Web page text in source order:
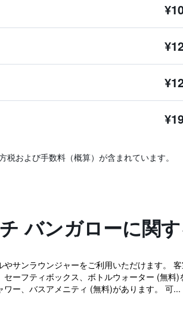
および手数料（概算）が含まれています。
バンガローに関
サンラウンジャーをご利用いただけます。
ーフティボックス、ボトルウォーター (無
ー、バスアメニティ (無料)があります。 可...